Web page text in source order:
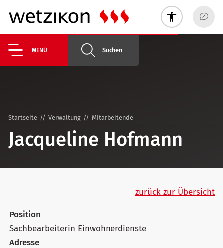
MENÜ Suchen
Startseite Verwaltung Mitarbeitende
Jacqueline Hofmann
zurück zur Übersicht
Position
Sachbearbeiterin Einwohnerdienste
Adresse